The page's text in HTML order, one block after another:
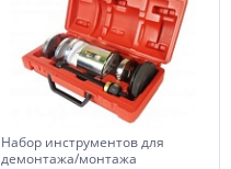
Набор инструментов для
демонтажа/монтажа